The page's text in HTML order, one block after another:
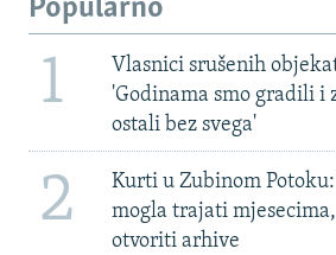
Popularno
1
Vlasnici srušenih
'Godinama smo gradili i
ostali bez svega'
2
Kurti u Zubinom
mogla trajati
otvoriti arhive